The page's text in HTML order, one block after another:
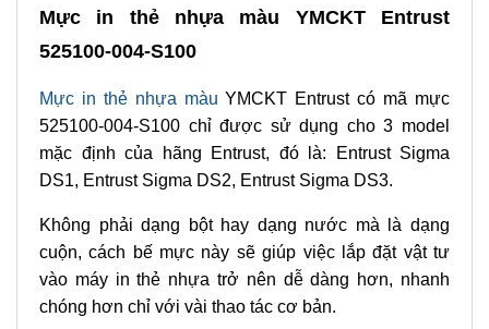
Mực in thẻ nhựa màu YMCKT Entrust
525100-004-S100
Mực in thẻ nhựa màu YMCKT Entrust có mã mực
525100-004-S100 chỉ được sử dụng cho 3 model
mặc định của hãng Entrust, đó là: Entrust Sigma
DS1, Entrust Sigma DS2, Entrust Sigma DS3.
Không phải dạng bột hay dạng nước mà là dạng
cuộn, cách bế mực này sẽ giúp việc lắp đặt vật tư
vào máy in thẻ nhựa trở nên dễ dàng hơn, nhanh
chóng hơn chỉ với vài thao tác cơ bản.